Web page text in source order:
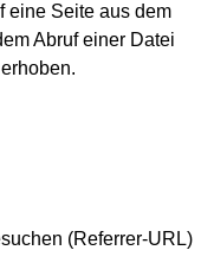
eine Seite aus dem
Abruf einer Datei
(Referrer-URL)